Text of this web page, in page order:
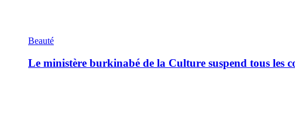
Beauté
Le ministère burkinabé de la Culture suspend tous les